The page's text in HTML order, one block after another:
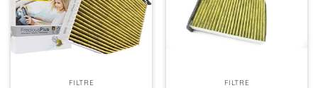
FILTRE FILTRE